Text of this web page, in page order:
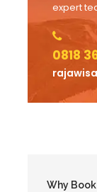
expert
0818
Why